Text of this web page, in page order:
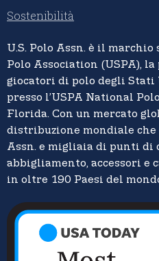
Sostenibilità
U.S. Polo Assn. è il marchio
Polo Association (USPA), la
giocatori di polo degli Stati
presso l’USPA National
Florida. Con un mercato
distribuzione mondiale che
Assn. e migliaia di punti di
abbigliamento, accessori e
in oltre 190 Paesi del